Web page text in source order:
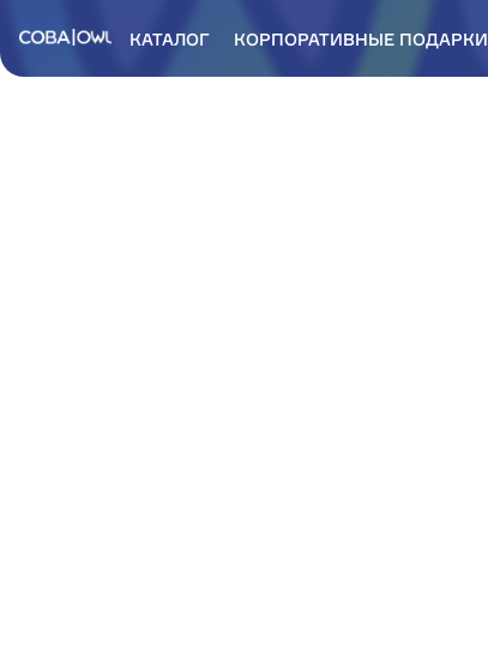
КАТАЛОГ КОРПОРАТИВНЫЕ ПОДАРКИ